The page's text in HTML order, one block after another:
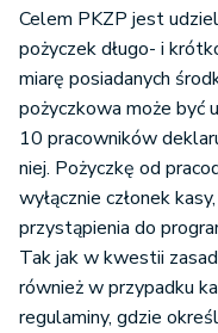
Celem PKZP jest
pożyczek długo- i
miarę posiadanych
pożyczkowa może być
10 pracowników
niej. Pożyczkę od
wyłącznie członek
przystąpienia do
Tak jak w kwestii
również w przypadku
regulaminy, gdzie